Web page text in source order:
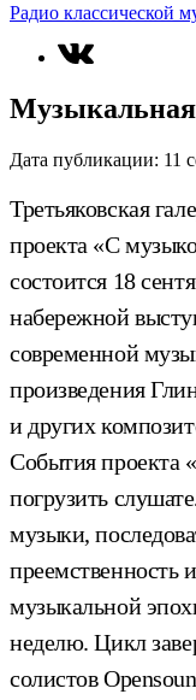
Радио классической
Дата публикации: 11
Третьяковская
проекта «С
состоится 18
набережной
современной
произведения
и других
События проекта
погрузить
музыки,
преемственность
музыкальной
неделю. Цикл
солистов